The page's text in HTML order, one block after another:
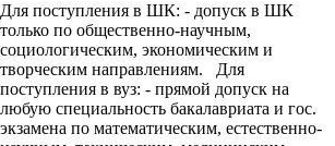
Для поступления в ШК: - допуск в ШК
только по общественно-научным,
социологическим, экономическим и
творческим направлениям. Для
поступления в вуз: - прямой допуск на
любую специальность бакалавриата и гос.
экзамена по математическим, естественно-